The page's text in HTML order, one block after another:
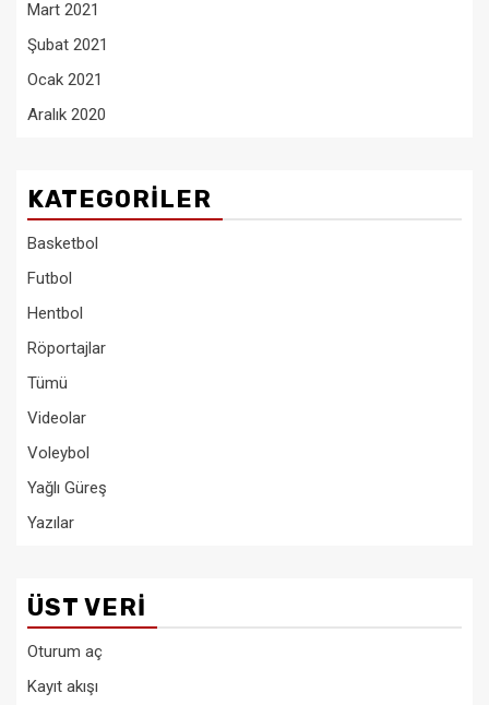
Mart 2021
Şubat 2021
Ocak 2021
Aralık 2020
KATEGORILER
Basketbol
Futbol
Hentbol
Röportajlar
Tümü
Videolar
Voleybol
Yağlı Güreş
Yazılar
ÜST VERI
Oturum aç
Kayıt akışı